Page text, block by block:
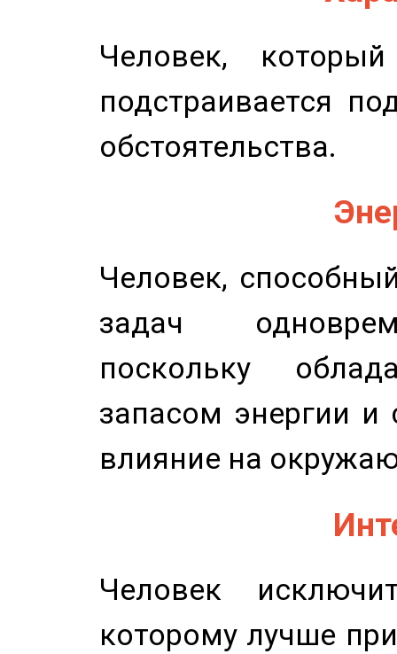
Человек,
подстраивается
обстоятельства.
Человек,
задач
поскольку
запасом энергии и
влияние на
Человек
которому лучше